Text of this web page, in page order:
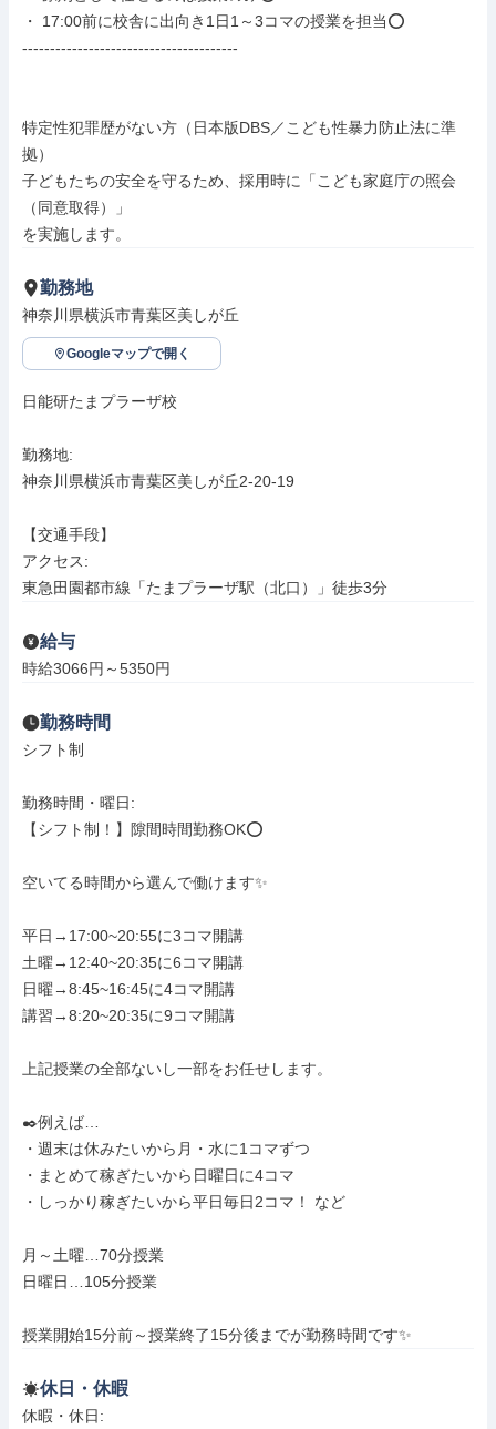
・ 17:00前に校舎に出向き1日1～3コマの授業を担当⭕
---------------------------------------
特定性犯罪歴がない方（日本版DBS／こども性暴力防止法に準
拠）
子どもたちの安全を守るため、採用時に「こども家庭庁の照会
（同意取得）」
を実施します。
勤務地
神奈川県横浜市青葉区美しが丘
Googleマップで開く
日能研たまプラーザ校
勤務地:
神奈川県横浜市青葉区美しが丘2-20-19
【交通手段】
アクセス:
東急田園都市線「たまプラーザ駅（北口）」徒歩3分
給与
時給3066円～5350円
勤務時間
シフト制
勤務時間・曜日:
【シフト制！】隙間時間勤務OK⭕️
空いてる時間から選んで働けます✨
平日→17:00~20:55に3コマ開講
土曜→12:40~20:35に6コマ開講
日曜→8:45~16:45に4コマ開講
講習→8:20~20:35に9コマ開講
上記授業の全部ないし一部をお任せします。
✒️例えば…
・週末は休みたいから月・水に1コマずつ
・まとめて稼ぎたいから日曜日に4コマ
・しっかり稼ぎたいから平日毎日2コマ！ など
月～土曜…70分授業
日曜日…105分授業
授業開始15分前～授業終了15分後までが勤務時間です✨
休日・休暇
休暇・休日: